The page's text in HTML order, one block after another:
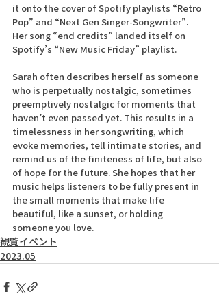
it onto the cover of Spotify playlists “Retro
Pop” and “Next Gen Singer-Songwriter”.
Her song “end credits” landed itself on
Spotify’s “New Music Friday” playlist.
Sarah often describes herself as someone
who is perpetually nostalgic, sometimes
preemptively nostalgic for moments that
haven’t even passed yet. This results in a
timelessness in her songwriting, which
evoke memories, tell intimate stories, and
remind us of the finiteness of life, but also
of hope for the future. She hopes that her
music helps listeners to be fully present in
the small moments that make life
beautiful, like a sunset, or holding
someone you love.
観覧イベント
2023.05